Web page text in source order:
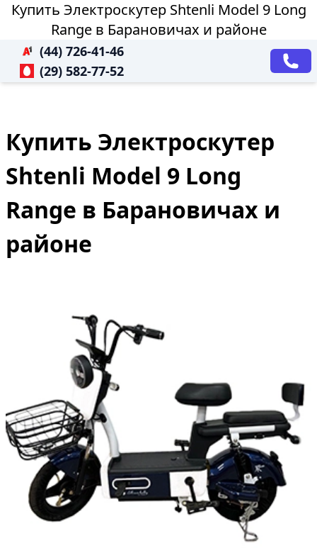
Купить Электроскутер Shtenli Model 9 Long
Range в Барановичах и районе
(44) 726-41-46
(29) 582-77-52
Купить Электроскутер
Shtenli Model 9 Long
Range в Барановичах и
районе